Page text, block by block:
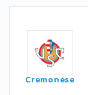
Cremonese